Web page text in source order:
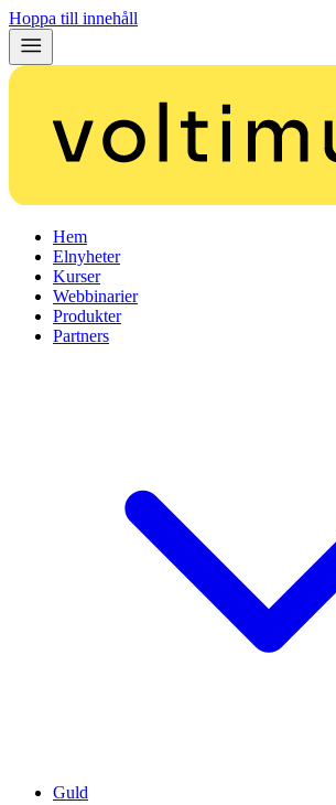
Hoppa till innehåll
Hem
Elnyheter
Kurser
Webbinarier
Produkter
Partners
Guld